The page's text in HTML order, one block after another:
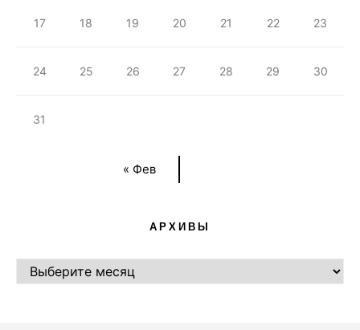
« Фев
17 18 19 20 21 22 23
24 25 26 27 28 29 30
31
АРХИВЫ
АРХИВЫ